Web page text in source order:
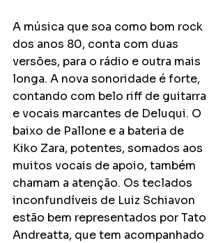
A música que soa como bom rock
dos anos 80, conta com duas
versões, para o rádio e outra mais
longa. A nova sonoridade é forte,
contando com belo riff de guitarra
e vocais marcantes de Deluqui. O
baixo de Pallone e a bateria de
Kiko Zara, potentes, somados aos
muitos vocais de apoio, também
chamam a atenção. Os teclados
inconfundíveis de Luiz Schiavon
estão bem representados por Tato
Andreatta, que tem acompanhado